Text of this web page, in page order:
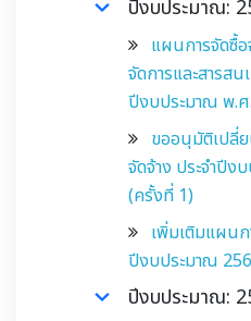
ปีงบประมาณ:
แผนการจัดซื้
จัดการและสารสน
ปีงบประมาณ พ.
ขออนุมัติเปลี่
จัดจ้าง ประจำปี
(ครั้งที่ 1)
เพิ่มเติมแผนก
ปีงบประมาณ
ปีงบประมาณ: